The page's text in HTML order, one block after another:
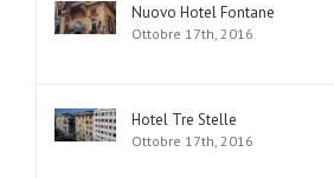
Nuovo Hotel Fontane
Ottobre 17th, 2016
Hotel Tre Stelle
Ottobre 17th, 2016